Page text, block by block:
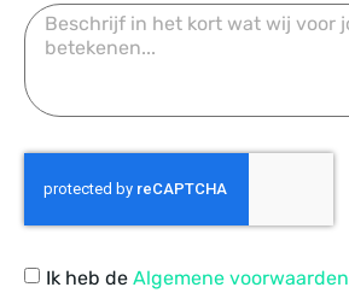
Ik heb de Algemene voorwaarden